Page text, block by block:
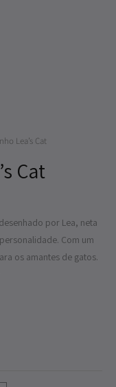
Lea’s Cat
Cat
por Lea, neta
Com um
os amantes de gatos.